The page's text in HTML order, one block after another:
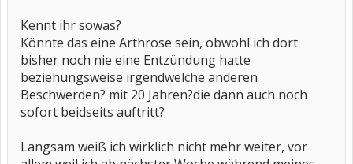
Kennt ihr sowas?
Könnte das eine Arthrose sein, obwohl ich dort
bisher noch nie eine Entzündung hatte
beziehungsweise irgendwelche anderen
Beschwerden? mit 20 Jahren?die dann auch noch
sofort beidseits auftritt?
Langsam weiß ich wirklich nicht mehr weiter, vor